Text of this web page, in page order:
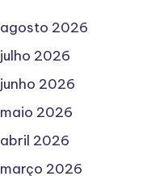
agosto 2026
julho 2026
junho 2026
maio 2026
abril 2026
março 2026